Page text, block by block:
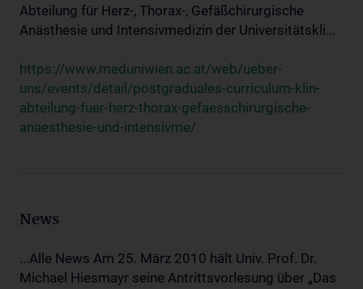
Abteilung für Herz-, Thorax-, Gefäßchirurgische
Anästhesie und Intensivmedizin der Universitätskli...
https://www.meduniwien.ac.at/web/ueber-
uns/events/detail/postgraduales-curriculum-klin-
abteilung-fuer-herz-thorax-gefaesschirurgische-
anaesthesie-und-intensivme/
News
...Alle News Am 25. März 2010 hält Univ. Prof. Dr.
Michael Hiesmayr seine Antrittsvorlesung über „Das